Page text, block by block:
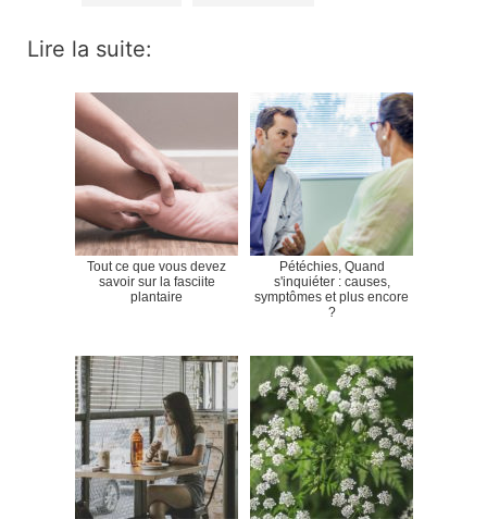
Lire la suite:
Tout ce que vous devez
savoir sur la fasciite
plantaire
Pétéchies, Quand
s'inquiéter : causes,
symptômes et plus encore
?